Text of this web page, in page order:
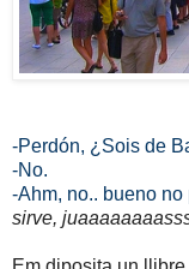
-Perdón, ¿Sois de
-No.
-Ahm, no.. bueno
sirve,